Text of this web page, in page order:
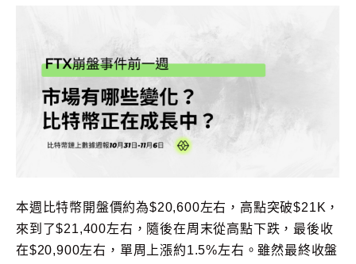
本週比特幣開盤價約為$20,600左右，高點突破$21K，
來到了$21,400左右，隨後在周末從高點下跌，最後收
在$20,900左右，單周上漲約1.5%左右。雖然最終收盤